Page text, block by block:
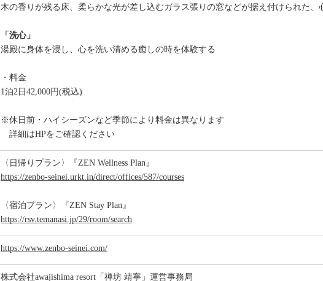
木の香りが残る床、柔らかな光が差し込むガラス張りの窓などが据え付けられた、
「洗心」
湯殿に身体を浸し、心を洗い清める癒しの時を体験する
・料金
1泊2日42,000円(税込)
※休日前・ハイシーズンなど季節により料金は異なります
詳細はHPをご確認ください
〈日帰りプラン〉『ZEN Wellness Plan』
https://zenbo-seinei.urkt.in/direct/offices/587/courses
〈宿泊プラン〉『ZEN Stay Plan』
https://rsv.temanasi.jp/29/room/search
https://www.zenbo-seinei.com/
株式会社awajishima resort「禅坊 靖寧」運営事務局